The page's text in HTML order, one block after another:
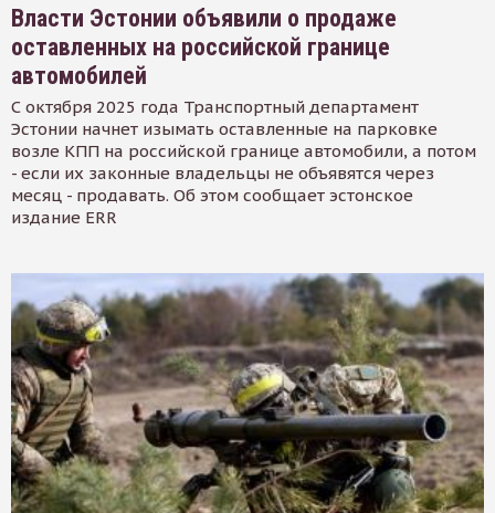
Власти Эстонии объявили о продаже
оставленных на российской границе
автомобилей
С октября 2025 года Транспортный департамент
Эстонии начнет изымать оставленные на парковке
возле КПП на российской границе автомобили, а потом
- если их законные владельцы не объявятся через
месяц - продавать. Об этом сообщает эстонское
издание ERR